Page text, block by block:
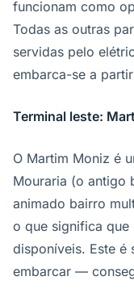
funcionam como
Todas as outras
servidas pelo
embarca-se a
Terminal leste:
O Martim Moniz é
Mouraria (o antigo
animado bairro
o que significa que
disponíveis. Este é
embarcar —